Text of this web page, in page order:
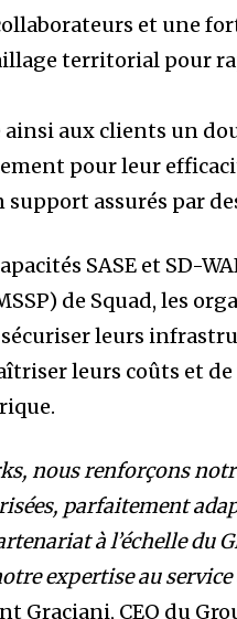
et une
territorial pour
aux clients un
pour leur
assurés par
SASE et SD-
de Squad, les
leurs
leurs coûts et
nous renforçons
parfaitement
à l’échelle
expertise au
Graciani, CEO du